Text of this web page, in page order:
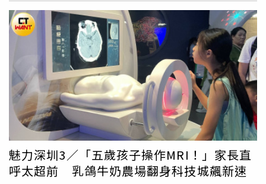
消趕抵後將其送醫，但仍因傷勢過重宣告不治。警方則立刻
逮捕黃男，發現其酒測值為0，但他神情恍惚，警方還在副
駕駛座搜出俗稱「喪屍煙彈」的毒品依托咪酯8顆、電子煙
桿主機2支，初步判定全案為毒駕釀禍，訊後將他過失致
死、公共危險、毒品危害防制條例等罪嫌移送桃園地檢署，
將報請檢察官申請羈押禁見，確切事故原因則仍待釐清。
魅力深圳3／「五歲孩子操作MRI！」家長直
呼太超前 乳鴿牛奶農場翻身科技城飆新速